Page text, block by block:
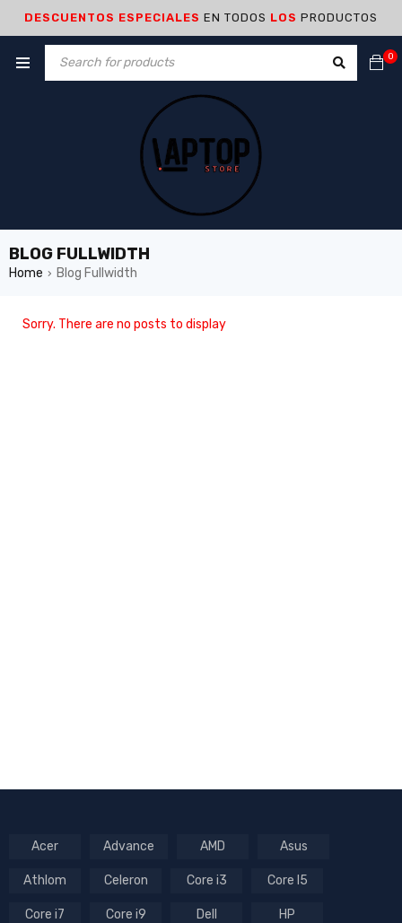
DESCUENTOS ESPECIALES EN TODOS LOS PRODUCTOS
0
BLOG FULLWIDTH
Home › Blog Fullwidth
Sorry. There are no posts to display
Acer Advance AMD Asus
Athlom Celeron Core i3 Core I5
Core i7 Core i9 Dell HP